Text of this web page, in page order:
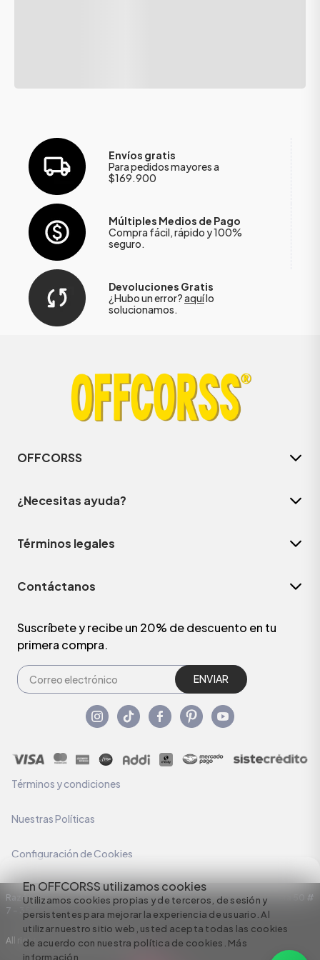
En OFFCORSS utilizamos cookies
Utilizamos cookies propias y de terceros, de sesión y
persistentes para mejorar la experiencia de usuario. Al
utilizar nuestro sitio web, usted acepta todas las cookies
de acuerdo con nuestra política de cookies. Más
información
Envíos gratis
Para pedidos mayores a
$169.900
Múltiples Medios de Pago
Compra fácil, rápido y 100%
seguro.
Devoluciones Gratis
¿Hubo un error?aquílo
solucionamos.
OFFCORSS
¿Necesitas ayuda?
Términos legales
Contáctanos
Suscríbete y recibe un 20% de descuento en tu
primera compra.
ENVIAR
Términos y condiciones
Nuestras Políticas
Configuración de Cookies
Razón Social: C.I HERMECO S.A. NIT: 890924167-6 Dirección: Carrera 50 #
7 – 35
All rights reserved empowered by